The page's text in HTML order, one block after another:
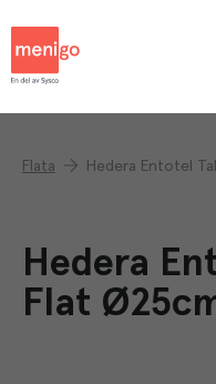
Flata Hedera Entotel
Hedera
Flat